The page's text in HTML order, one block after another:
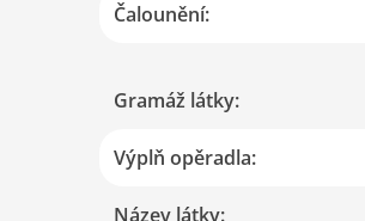
Čalounění:
Gramáž látky:
Výplň opěradla:
Název látky: